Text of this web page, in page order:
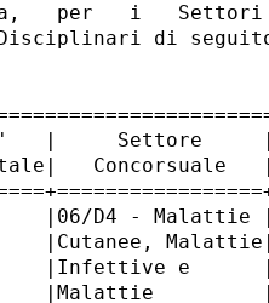
per   i
di
|     Settore
Concorsuale
|06/D4 -
|Cutanee,
|Infettive e
|Malattie